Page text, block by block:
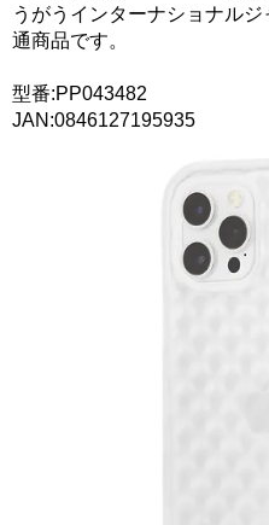
うがうインターナショナル
通商品です。
型番:PP043482
JAN:0846127195935